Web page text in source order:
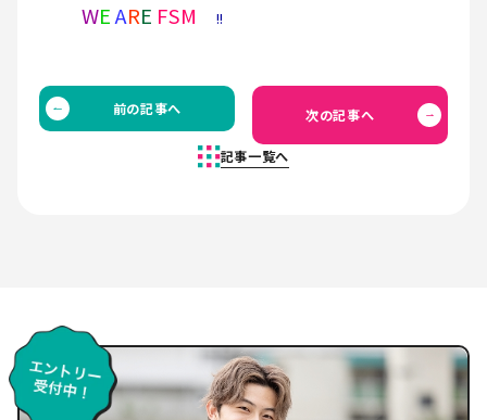
WE ARE FSM !!
前の記事へ
記事一覧へ
次の記事へ